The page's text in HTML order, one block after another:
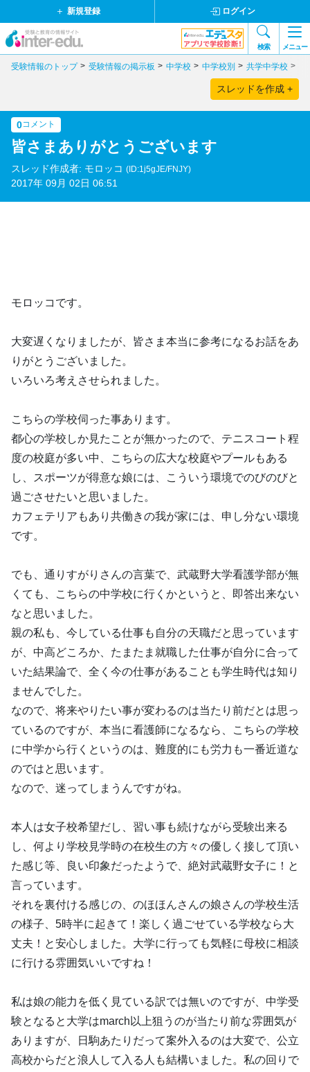
新規登録 ログイン
検索 メニュー
受験情報のトップ 受験情報の掲示板 中学校 中学校別 共学中学校
スレッドを作成 +
0コメント
皆さまありがとうございます
スレッド作成者: モロッコ (ID:1j5gJE/FNJY)
2017年 09月 02日 06:51
モロッコです。
大変遅くなりましたが、皆さま本当に参考になるお話をあ
りがとうございました。
いろいろ考えさせられました。
こちらの学校伺った事あります。
都心の学校しか見たことが無かったので、テニスコート程
度の校庭が多い中、こちらの広大な校庭やプールもある
し、スポーツが得意な娘には、こういう環境でのびのびと
過ごさせたいと思いました。
カフェテリアもあり共働きの我が家には、申し分ない環境
です。
でも、通りすがりさんの言葉で、武蔵野大学看護学部が無
くても、こちらの中学校に行くかというと、即答出来ない
なと思いました。
親の私も、今している仕事も自分の天職だと思っています
が、中高どころか、たまたま就職した仕事が自分に合って
いた結果論で、全く今の仕事があることも学生時代は知り
ませんでした。
なので、将来やりたい事が変わるのは当たり前だとは思っ
ているのですが、本当に看護師になるなら、こちらの学校
に中学から行くというのは、難度的にも労力も一番近道な
のではと思います。
なので、迷ってしまうんですがね。
本人は女子校希望だし、習い事も続けながら受験出来る
し、何より学校見学時の在校生の方々の優しく接して頂い
た感じ等、良い印象だったようで、絶対武蔵野女子に！と
言っています。
それを裏付ける感じの、のほほんさんの娘さんの学校生活
の様子、5時半に起きて！楽しく過ごせている学校なら大
丈夫！と安心しました。大学に行っても気軽に母校に相談
に行ける雰囲気いいですね！
私は娘の能力を低く見ている訳では無いのですが、中学受
験となると大学はmarch以上狙うのが当たり前な雰囲気が
ありますが、日駒あたりだって案外入るのは大変で、公立
高校からだと浪人して入る人も結構いました。私の回りで